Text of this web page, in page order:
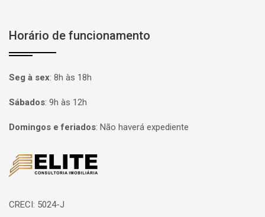
Horário de funcionamento
Seg à sex: 8h às 18h
Sábados: 9h às 12h
Domingos e feriados: Não haverá expediente
Página inicial
CRECI: 5024-J